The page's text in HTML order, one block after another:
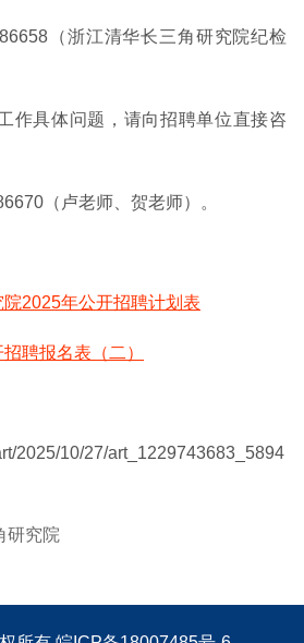
（浙江清华长三角研究院纪检
作具体问题，请向招聘单位直接咨
（卢老师、贺老师）。
2025年公开招聘计划表
聘报名表（二）
2025/10/27/art_1229743683_5894
研究院